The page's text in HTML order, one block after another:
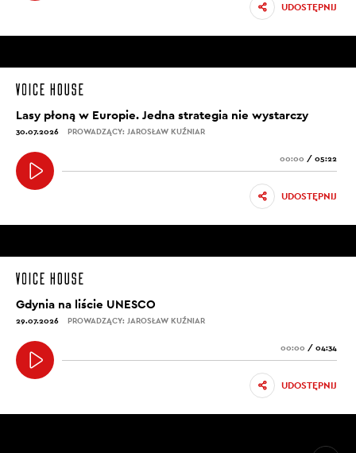
UDOSTĘPNIJ
Lasy płoną w Europie. Jedna strategia nie wystarczy
30.07.2026 PROWADZĄCY: JAROSŁAW KUŹNIAR
00:00 / 05:22
UDOSTĘPNIJ
Gdynia na liście UNESCO
29.07.2026 PROWADZĄCY: JAROSŁAW KUŹNIAR
00:00 / 04:34
UDOSTĘPNIJ